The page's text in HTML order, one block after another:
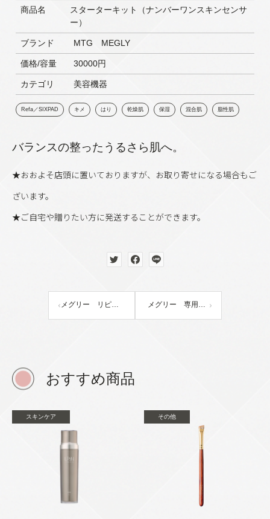
商品名
スターターキット（ナンバーワンスキンセンサ
ー）
ブランド MTG MEGLY
価格/容量 30000円
カテゴリ 美容機器
Refa／SIXPAD キメ はり 乾燥肌 保湿 混合肌 脂性肌
バランスの整ったうるさら肌へ。
★おおよそ店頭に置いておりますが、お取り寄せになる場合もご
ざいます。
★ご自宅や贈りたい方に発送することができます。
メグリー リピートボックス（ナンバーワンスキンセンサー） メグリー 専用化粧水（ナンバーワンプロテクト）2本
おすすめ商品
スキンケア その他